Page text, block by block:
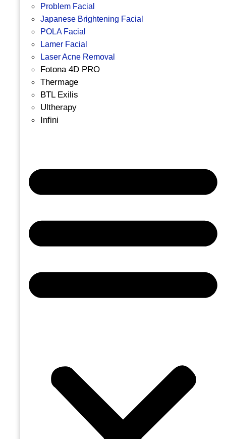
Problem Facial
Japanese Brightening Facial
POLA Facial
Lamer Facial
Laser Acne Removal
Fotona 4D PRO
Thermage
BTL Exilis
Ultherapy
Infini